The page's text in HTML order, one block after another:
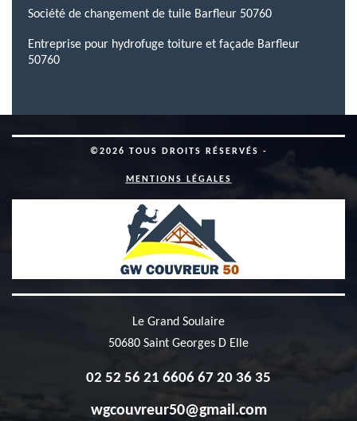
Société de changement de tuile Barfleur 50760
Entreprise pour hydrofuge toiture et façade Barfleur
50760
©2026 TOUS DROITS RÉSERVÉS -
MENTIONS LÉGALES
Le Grand Soulaire
50680 Saint Georges D Elle
02 52 56 21 6606 67 20 36 35
wgcouvreur50@gmail.com